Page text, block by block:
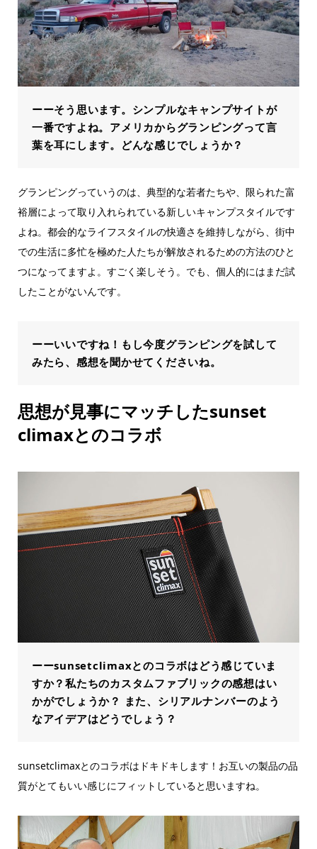
ーーそう思います。シンプルなキャンプサイトが
一番ですよね。アメリカからグランピングって言
葉を耳にします。どんな感じでしょうか？
グランピングっていうのは、典型的な若者たちや、限られた富
裕層によって取り入れられている新しいキャンプスタイルです
よね。都会的なライフスタイルの快適さを維持しながら、街中
での生活に多忙を極めた人たちが解放されるための方法のひと
つになってますよ。すごく楽しそう。でも、個人的にはまだ試
したことがないんです。
ーーいいですね！もし今度グランピングを試して
みたら、感想を聞かせてくださいね。
思想が見事にマッチしたsunset
climaxとのコラボ
ーーsunsetclimaxとのコラボはどう感じていま
すか？私たちのカスタムファブリックの感想はい
かがでしょうか？ また、シリアルナンバーのよう
なアイデアはどうでしょう？
sunsetclimaxとのコラボはドキドキします！お互いの製品の品
質がとてもいい感じにフィットしていると思いますね。